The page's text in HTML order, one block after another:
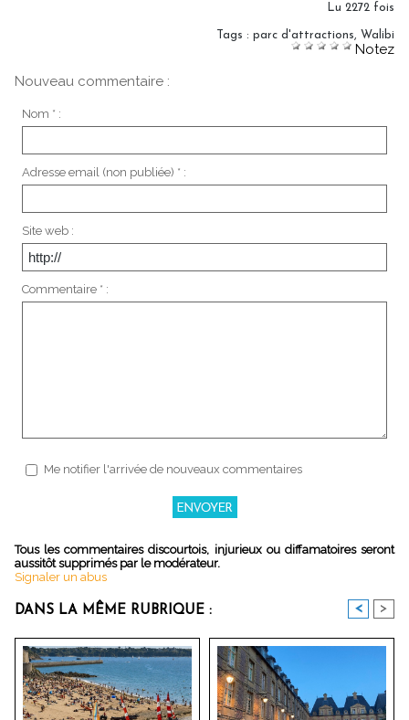
Lu 2272 fois
Tags : parc d'attractions, Walibi
Notez
Nouveau commentaire :
Nom * :
Adresse email (non publiée) * :
Site web :
Commentaire * :
Me notifier l'arrivée de nouveaux commentaires
Tous les commentaires discourtois, injurieux ou diffamatoires seront
aussitôt supprimés par le modérateur.
Signaler un abus
DANS LA MÊME RUBRIQUE : < >